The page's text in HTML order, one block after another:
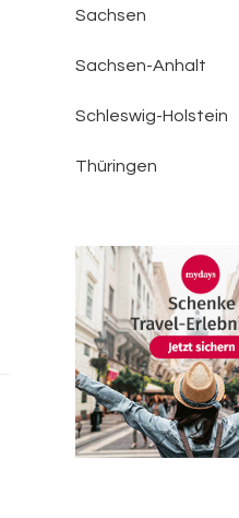
Sachsen
Sachsen-Anhalt
Schleswig-Holstein
Thüringen